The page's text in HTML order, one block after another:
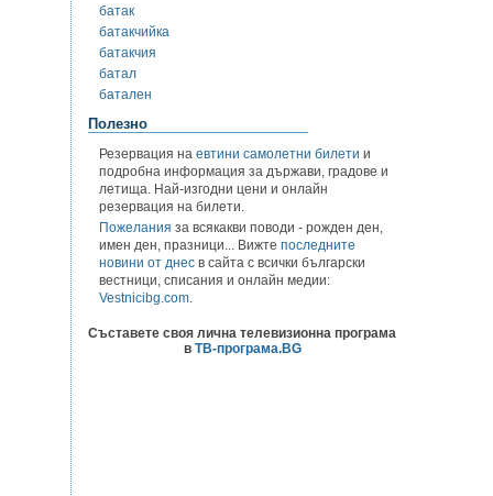
батак
батакчийка
батакчия
батал
батален
Полезно
Резервация на евтини самолетни билети и
подробна информация за държави, градове и
летища. Най-изгодни цени и онлайн
резервация на билети.
Пожелания за всякакви поводи - рожден ден,
имен ден, празници... Вижте последните
новини от днес в сайта с всички български
вестници, списания и онлайн медии:
Vestnicibg.com.
Съставете своя лична телевизионна програма
в ТВ-програма.BG